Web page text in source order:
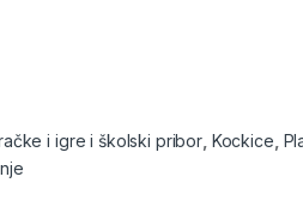
i igre i školski pribor Kockice